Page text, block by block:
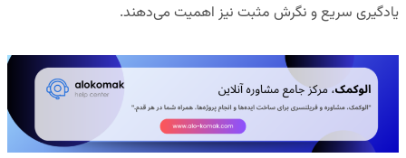
یادگیری سریع و نگرش مثبت نیز اهمیت می‌دهند.